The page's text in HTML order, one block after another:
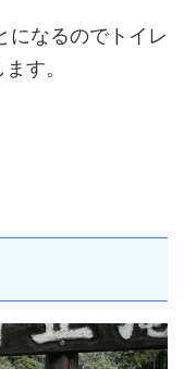
になるのでトイレ
す。